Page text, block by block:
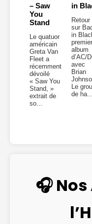
– Saw
You
Stand
Le quatuor
américain
Greta Van
Fleet a
récemment
dévoilé
« Saw You
Stand, »
extrait de
so...
in
Retour
sur
in
premier
album
d’AC/
avec
Brian
Le
de ha...
🎧